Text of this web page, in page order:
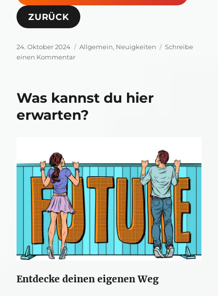
ZURÜCK
Veröffentlicht
am
24. Oktober 2024 Kategorien
Allgemein, Neuigkeiten
Schreibe
einen Kommentarzu
Kongress
Was kannst du hier
erwarten?
Entdecke deinen eigenen Weg